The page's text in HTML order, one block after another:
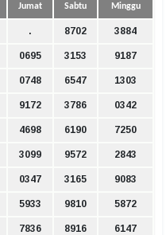
Jumat Sabtu Minggu
. 8702 3884
0695 3153 9187
0748 6547 1303
9172 3786 0342
4698 6190 7250
3099 9572 2843
0347 3165 9083
5933 9810 5872
7836 8916 6147